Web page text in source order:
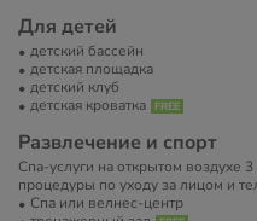
Для детей
детский бассейн
детская площадка
детский клуб
детская кроватка
Развлечение и спорт
Спа-услуги на открытом воздухе
процедуры по уходу за лицом и
Спа или велнес-центр